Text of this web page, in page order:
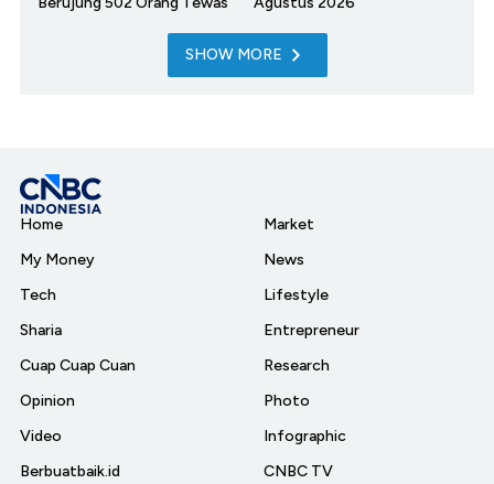
SHOW MORE
Home
My Money
Tech
Sharia
Cuap Cuap Cuan
Opinion
Video
Berbuatbaik.id
Market
News
Lifestyle
Entrepreneur
Research
Photo
Infographic
CNBC TV